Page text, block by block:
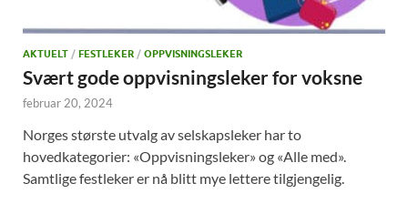
AKTUELT / FESTLEKER / OPPVISNINGSLEKER
Svært gode oppvisningsleker for voksne
februar 20, 2024
Norges største utvalg av selskapsleker har to
hovedkategorier: «Oppvisningsleker» og «Alle med».
Samtlige festleker er nå blitt mye lettere tilgjengelig.